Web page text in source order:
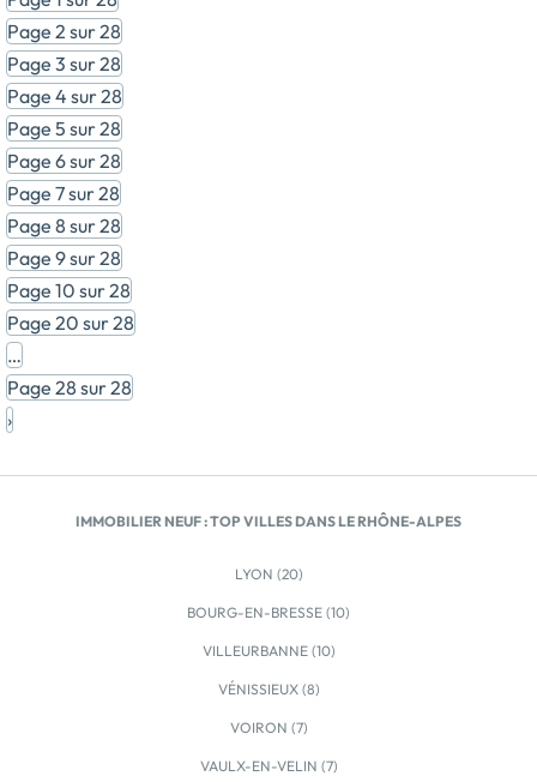
sur le Grand Colombier, le Mont du Chat et le massif
de l'Épine. Ce cadre paisible permet de profiter des
atouts de la campagne tout en restant à proximité
des services et des grands pôles de la région. UN
LOTISSEMENT À TAILLE HUMAINE POUR DONNER
VIE À VOTRE PROJET : Au cœur du centre-bourg, 'Le
Moulin d'Arbessieux' propose 14 terrains à bâtir aux
surfaces variées, permettant de concevoir une
maison adaptée à vos envies. Pensé pour offrir un
cadre de vie agréable, le lotissement intègre des
cheminements piétonniers sécurisés, des espaces
paysagers arborés et des placettes favorisant la
convivialité. Chaque parcelle bénéficie d'un accès
environnement résidentiel calme. UN QUOTIDIEN
de Ruffieux. Les déplacements sont facilités grâce à
aux lignes de bus Ondéa Grand Lac ainsi qu'aux accès
programme immobilier neuf >>
Page 2 sur 28
Page 3 sur 28
Page 4 sur 28
Page 5 sur 28
Page 6 sur 28
Page 7 sur 28
Page 8 sur 28
Page 9 sur 28
Page 10 sur 28
Page 20 sur 28
…
Page 28 sur 28
›
IMMOBILIER NEUF : TOP VILLES DANS LE RHÔNE-ALPES
LYON (20)
BOURG-EN-BRESSE (10)
VILLEURBANNE (10)
VÉNISSIEUX (8)
VOIRON (7)
VAULX-EN-VELIN (7)